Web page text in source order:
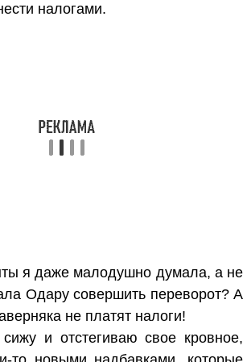
налогами.
я даже малодушно думала, а не
Одару совершить переворот? А
не платят налоги!
и отстегиваю свое кровное,